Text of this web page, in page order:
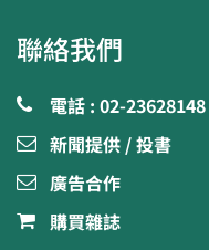
聯絡我們
電話 : 02-23628148
新聞提供 / 投書
廣告合作
購買雜誌